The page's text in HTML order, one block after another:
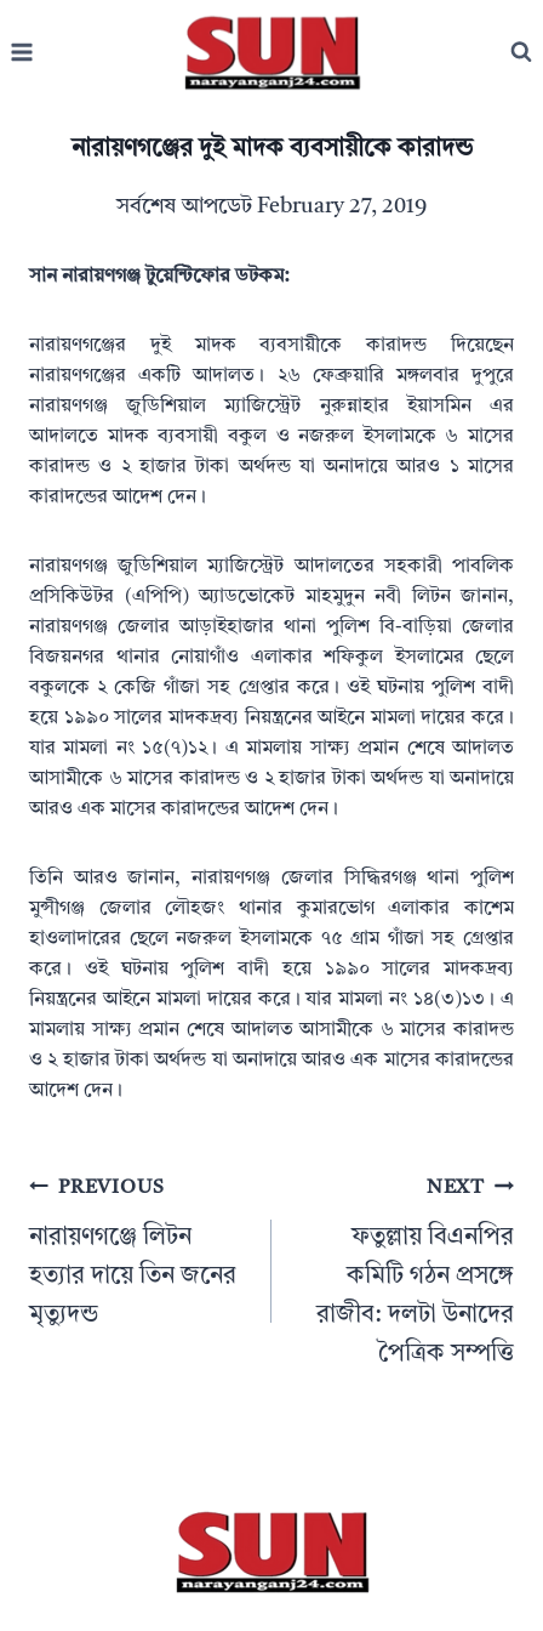
to
নারায়ণগঞ্জের দুই মাদক ব্যবসায়ীকে কারাদন্ড
সর্বশেষ আপডেট February 27, 2019
সান নারায়ণগঞ্জ টুয়েন্টিফোর ডটকম:
নারায়ণগঞ্জের দুই মাদক ব্যবসায়ীকে কারাদন্ড দিয়েছেন
নারায়ণগঞ্জের একটি আদালত। ২৬ ফেব্রুয়ারি মঙ্গলবার দুপুরে
নারায়ণগঞ্জ জুডিশিয়াল ম্যাজিস্ট্রেট নুরুন্নাহার ইয়াসমিন এর
আদালতে মাদক ব্যবসায়ী বকুল ও নজরুল ইসলামকে ৬ মাসের
কারাদন্ড ও ২ হাজার টাকা অর্থদন্ড যা অনাদায়ে আরও ১ মাসের
কারাদন্ডের আদেশ দেন।
নারায়ণগঞ্জ জুডিশিয়াল ম্যাজিস্ট্রেট আদালতের সহকারী পাবলিক
প্রসিকিউটর (এপিপি) অ্যাডভোকেট মাহমুদুন নবী লিটন জানান,
নারায়ণগঞ্জ জেলার আড়াইহাজার থানা পুলিশ বি-বাড়িয়া জেলার
বিজয়নগর থানার নোয়াগাঁও এলাকার শফিকুল ইসলামের ছেলে
বকুলকে ২ কেজি গাঁজা সহ গ্রেপ্তার করে। ওই ঘটনায় পুলিশ বাদী
হয়ে ১৯৯০ সালের মাদকদ্রব্য নিয়ন্ত্রনের আইনে মামলা দায়ের করে।
যার মামলা নং ১৫(৭)১২। এ মামলায় সাক্ষ্য প্রমান শেষে আদালত
আসামীকে ৬ মাসের কারাদন্ড ও ২ হাজার টাকা অর্থদন্ড যা অনাদায়ে
আরও এক মাসের কারাদন্ডের আদেশ দেন।
তিনি আরও জানান, নারায়ণগঞ্জ জেলার সিদ্ধিরগঞ্জ থানা পুলিশ
মুন্সীগঞ্জ জেলার লৌহজং থানার কুমারভোগ এলাকার কাশেম
হাওলাদারের ছেলে নজরুল ইসলামকে ৭৫ গ্রাম গাঁজা সহ গ্রেপ্তার
করে। ওই ঘটনায় পুলিশ বাদী হয়ে ১৯৯০ সালের মাদকদ্রব্য
নিয়ন্ত্রনের আইনে মামলা দায়ের করে। যার মামলা নং ১৪(৩)১৩। এ
মামলায় সাক্ষ্য প্রমান শেষে আদালত আসামীকে ৬ মাসের কারাদন্ড
ও ২ হাজার টাকা অর্থদন্ড যা অনাদায়ে আরও এক মাসের কারাদন্ডের
আদেশ দেন।
PostPREVIOUS
নারায়ণগঞ্জে লিটন
হত্যার দায়ে তিন জনের
মৃত্যুদন্ড
NEXT
ফতুল্লায় বিএনপির
কমিটি গঠন প্রসঙ্গে
রাজীব: দলটা উনাদের
পৈত্রিক সম্পত্তি